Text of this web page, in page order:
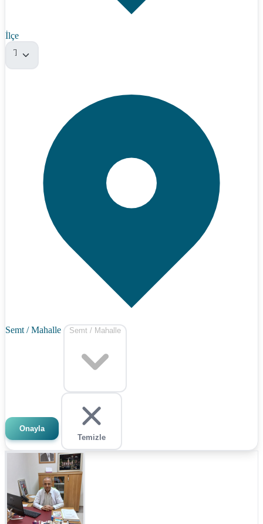
İlçe
Tümü
Semt / Mahalle Semt / Mahalle
Onayla
Temizle